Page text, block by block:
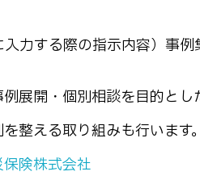
入力する際の指示内容）事例
例展開・個別相談を目的と
整える取り組みも行います。
険株式会社